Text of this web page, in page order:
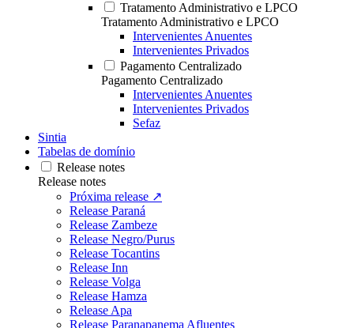
Tratamento Administrativo e LPCO
Tratamento Administrativo e LPCO
Intervenientes Anuentes
Intervenientes Privados
Pagamento Centralizado
Pagamento Centralizado
Intervenientes Anuentes
Intervenientes Privados
Sefaz
Sintia
Tabelas de domínio
Release notes
Release notes
Próxima release ↗
Release Paraná
Release Zambeze
Release Negro/Purus
Release Tocantins
Release Inn
Release Volga
Release Hamza
Release Apa
Release Paranapanema Afluentes